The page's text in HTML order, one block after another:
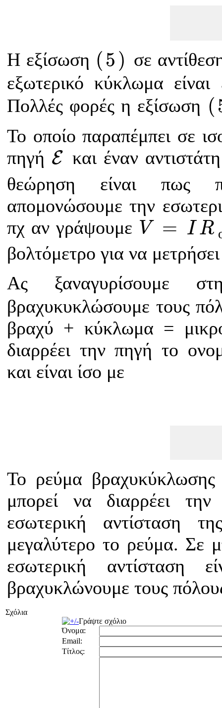
Η εξίσωση (5)
(5)
σε
εξωτερικό κύκλωμα
Πολλές φορές η εξίσωση (
(
Το οποίο παραπέμπει σε
πηγή E
E και έναν
θεώρηση είναι πως
απομονώσουμε την
πχ αν γράψουμε V = I R
V= I Rολ
βολτόμετρο για να
Ας ξαναγυρίσουμε
βραχυκυκλώσουμε τους
βραχύ + κύκλωμα =
διαρρέει την πηγή το
και είναι ίσο με
Το ρεύμα βραχυκύκλωσης
μπορεί να διαρρέει
εσωτερική αντίσταση
μεγαλύτερο το ρεύμα. Σε
εσωτερική αντίσταση
βραχυκλώνουμε τους
Σχόλια
Γράψτε σχόλιο
Όνομα:
Email:
Τίτλος: